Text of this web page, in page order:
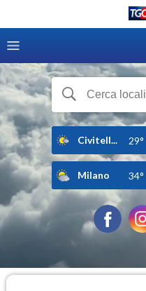
Civitell... 29°
Milano 34°